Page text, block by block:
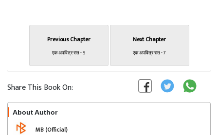
Previous Chapter
एक अपवित्र रात - 5
Next Chapter
एक अपवित्र रात - 7
Share This Book On:
About Author
MB (Official)